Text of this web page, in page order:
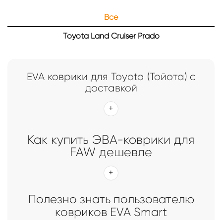
Все
Toyota Land Cruiser Prado
EVA коврики для Toyota (Тойота) с
доставкой
Как купить ЭВА-коврики для
FAW дешевле
Полезно знать пользователю
ковриков EVA Smart